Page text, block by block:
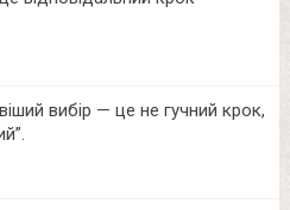
вибір — це не гучний крок,